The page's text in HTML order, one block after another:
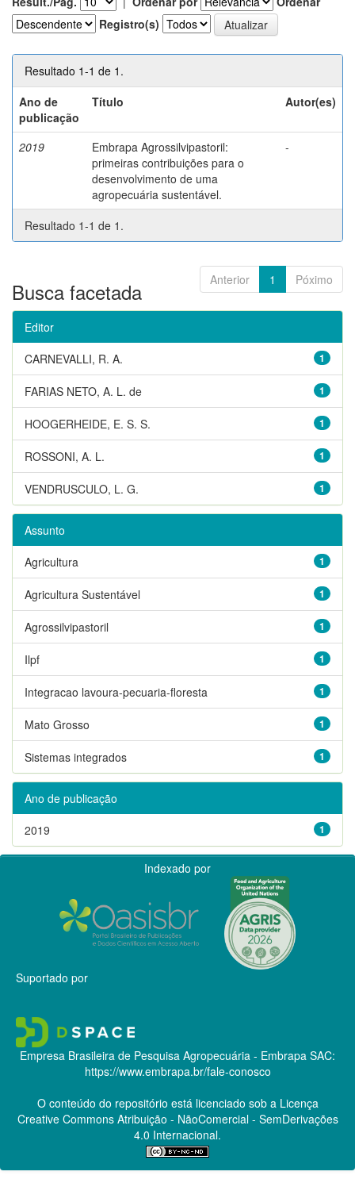
Registro(s)
Resultado 1-1 de 1.
Ano de
publicação
Título Autor(es)
2019
Embrapa Agrossilvipastoril:
primeiras contribuições para o
desenvolvimento de uma
agropecuária sustentável.
-
Resultado 1-1 de 1.
Anterior 1 Póximo
Busca facetada
Editor
1
CARNEVALLI, R. A.
1
FARIAS NETO, A. L. de
1
HOOGERHEIDE, E. S. S.
1
ROSSONI, A. L.
1
VENDRUSCULO, L. G.
Assunto
1
Agricultura
1
Agricultura Sustentável
1
Agrossilvipastoril
1
Ilpf
1
Integracao lavoura-pecuaria-floresta
1
Mato Grosso
1
Sistemas integrados
Ano de publicação
1
2019
Indexado por
Suportado por
Empresa Brasileira de Pesquisa Agropecuária - Embrapa SAC:
https://www.embrapa.br/fale-conosco
O conteúdo do repositório está licenciado sob a Licença
Creative CommonsAtribuição - NãoComercial - SemDerivações
4.0 Internacional.